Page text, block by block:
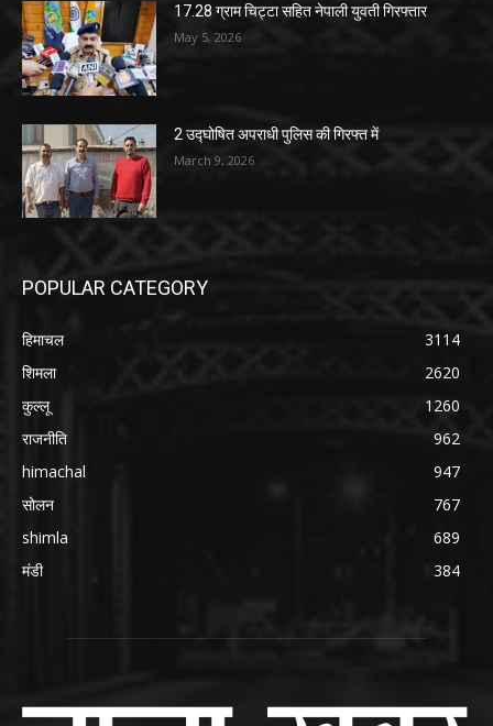
17.28 ग्राम चिट्टा सहित नेपाली युवती गिरफ्तार
May 5, 2026
2 उद्घोषित अपराधी पुलिस की गिरफ्त में
March 9, 2026
POPULAR CATEGORY
हिमाचल
3114
शिमला
2620
कुल्लू
1260
राजनीति
962
himachal
947
सोलन
767
shimla
689
मंडी
384